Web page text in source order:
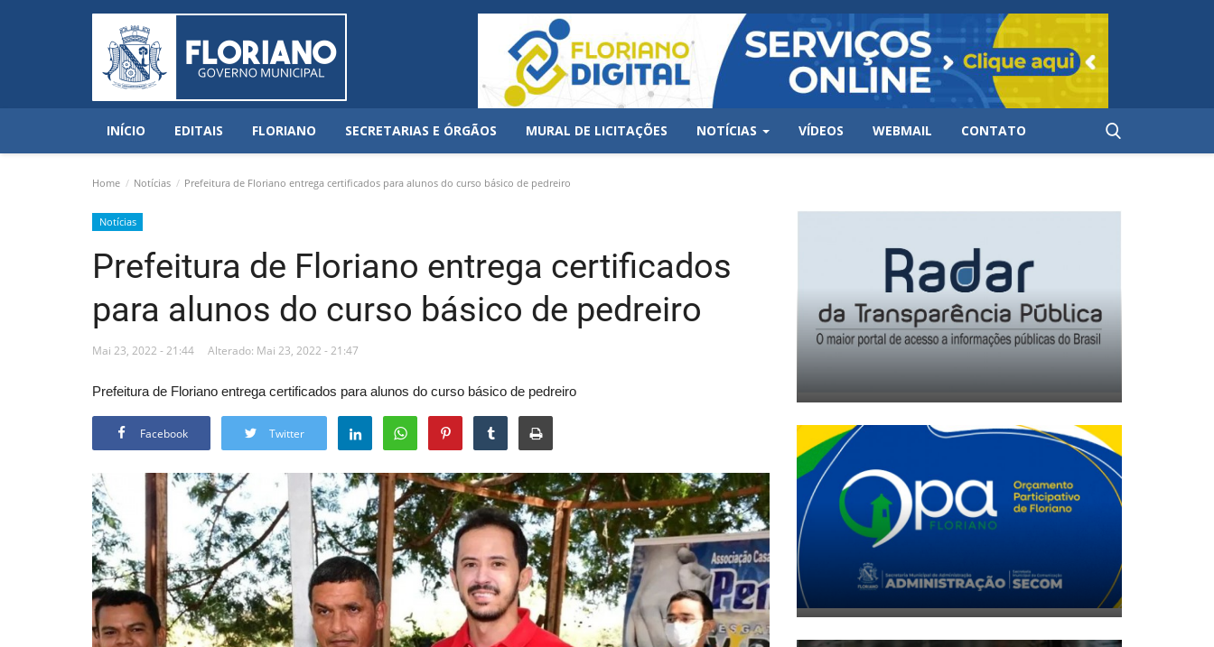
INÍCIO EDITAIS FLORIANO SECRETARIAS E ÓRGÃOS MURAL DE LICITAÇÕES NOTÍCIAS VÍDEOS WEBMAIL CONTATO
Home Notícias Prefeitura de Floriano entrega certificados para alunos do curso básico de pedreiro
Notícias
Prefeitura de Floriano entrega certificados
para alunos do curso básico de pedreiro
Mai 23, 2022 - 21:44 Alterado: Mai 23, 2022 - 21:47
Prefeitura de Floriano entrega certificados para alunos do curso básico de pedreiro
Facebook Twitter